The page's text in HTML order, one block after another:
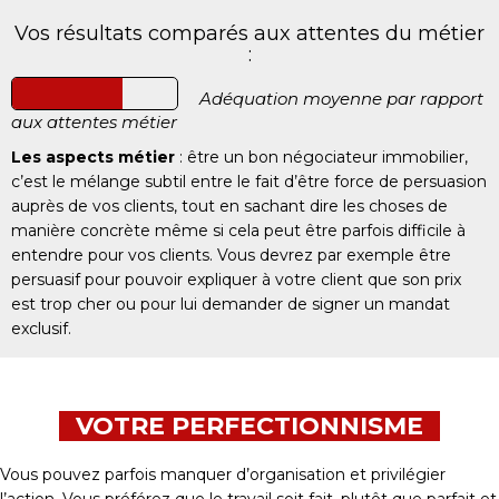
Vos résultats comparés aux attentes du métier
:
Adéquation moyenne par rapport
aux attentes métier
Les aspects métier : être un bon négociateur immobilier,
c’est le mélange subtil entre le fait d’être force de persuasion
auprès de vos clients, tout en sachant dire les choses de
manière concrète même si cela peut être parfois difficile à
entendre pour vos clients. Vous devrez par exemple être
persuasif pour pouvoir expliquer à votre client que son prix
est trop cher ou pour lui demander de signer un mandat
exclusif.
VOTRE PERFECTIONNISME
Vous pouvez parfois manquer d’organisation et privilégier